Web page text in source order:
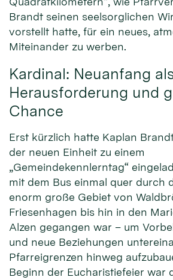
Brandt seinen seelsorglichen
vorstellt hatte, für ein neues,
Miteinander zu werben.
Kardinal: Neuanfang
Herausforderung und
Chance
Erst kürzlich hatte Kaplan
der neuen Einheit zu einem
„Gemeindekennlerntag“
mit dem Bus einmal quer durch
enorm große Gebiet von
Friesenhagen bis hin in den
Alzen gegangen war – um
und neue Beziehungen
Pfarreigrenzen hinweg
Beginn der Eucharistiefeier war